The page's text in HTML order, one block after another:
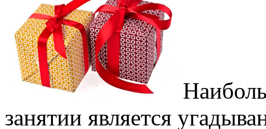
занятии является